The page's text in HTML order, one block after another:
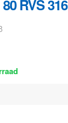
RVS 316